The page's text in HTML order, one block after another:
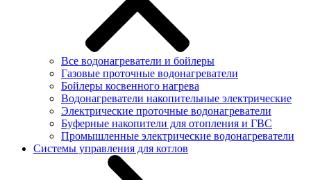
Все водонагреватели и бойлеры
Газовые проточные водонагреватели
Бойлеры косвенного нагрева
Водонагреватели накопительные электрические
Электрические проточные водонагреватели
Буферные накопители для отопления и ГВС
Промышленные электрические водонагреватели
Системы управления для котлов